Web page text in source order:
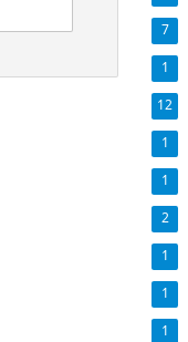
7
1
12
1
1
2
1
1
1